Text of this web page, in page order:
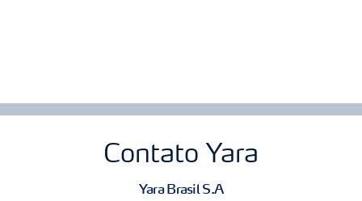
Contato Yara
Yara Brasil S.A